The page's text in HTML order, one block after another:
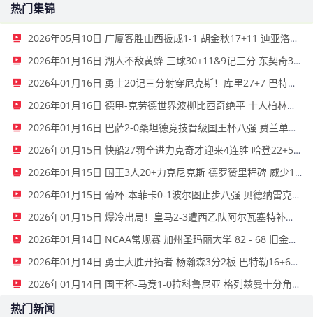
热门集锦
2026年05月10日 广厦客胜山西扳成1-1 胡金秋17+11 迪亚洛关键上篮不中
2026年01月16日 湖人不敌黄蜂 三球30+11&9记三分 东契奇39分 詹姆斯29+9+6
2026年01月16日 勇士20记三分射穿尼克斯！库里27+7 巴特勒32+8 穆迪三分9中7
2026年01月16日 德甲-克劳德世界波柳比西奇绝平 十人柏林联合1-1奥格斯堡
2026年01月16日 巴萨2-0桑坦德竞技晋级国王杯八强 费兰单刀球破门亚马尔建功
2026年01月15日 快船27罚全进力克奇才迎来4连胜 哈登22+5+8 伦纳德33分4断
2026年01月15日 国王3人20+力克尼克斯 德罗赞里程碑 威少11助 布伦森伤退
2026年01月15日 葡杯-本菲卡0-1波尔图止步八强 贝德纳雷克制胜帕夫利季斯失良机
2026年01月15日 爆冷出局！皇马2-3遭西乙队阿尔瓦塞特补时绝杀 无缘国王杯8强
2026年01月14日 NCAA常规赛 加州圣玛丽大学 82 - 68 旧金山大学 全场集锦
2026年01月14日 勇士大胜开拓者 杨瀚森3分2板 巴特勒16+6+5 库里9中2送11助
2026年01月14日 国王杯-马竞1-0拉科鲁尼亚 格列兹曼十分角任意球破门+远射中横梁
热门新闻